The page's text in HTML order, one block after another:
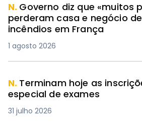
N. Governo diz que «muitos
perderam casa e negócio
incêndios em França
1 agosto 2026
N. Terminam hoje as
especial de exames
31 julho 2026